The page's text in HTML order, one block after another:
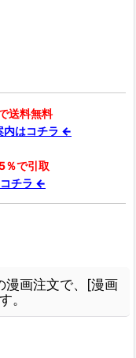
送料無料
内はコチラ ←
％で引取
チラ ←
漫画注文で、[漫画
。